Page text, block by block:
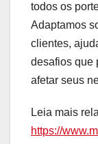
todos os
Adaptamos
clientes,
desafios que
afetar seus
Leia mais
https://